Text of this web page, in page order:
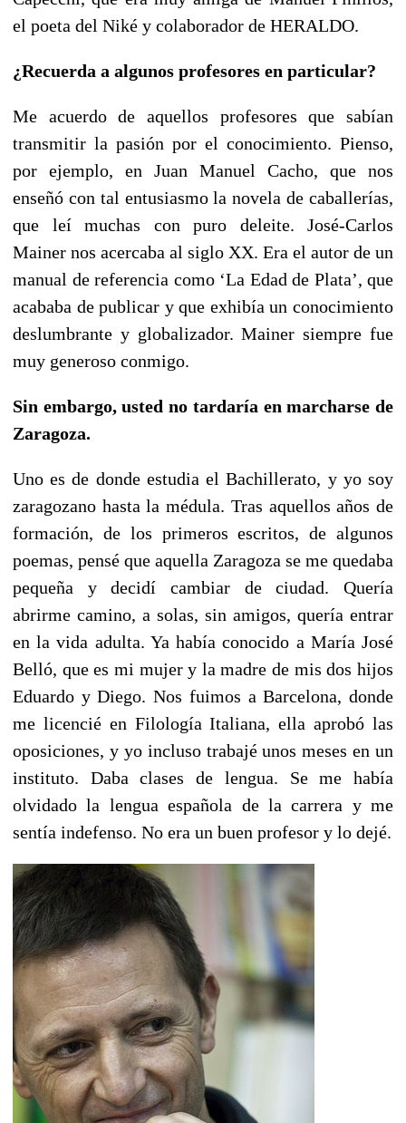
el poeta del Niké y colaborador de HERALDO.
¿Recuerda a algunos profesores en particular?
Me acuerdo de aquellos profesores que sabían
transmitir la pasión por el conocimiento. Pienso,
por ejemplo, en Juan Manuel Cacho, que nos
enseñó con tal entusiasmo la novela de caballerías,
que leí muchas con puro deleite. José-Carlos
Mainer nos acercaba al siglo XX. Era el autor de un
manual de referencia como ‘La Edad de Plata’, que
acababa de publicar y que exhibía un conocimiento
deslumbrante y globalizador. Mainer siempre fue
muy generoso conmigo.
Sin embargo, usted no tardaría en marcharse de
Zaragoza.
Uno es de donde estudia el Bachillerato, y yo soy
zaragozano hasta la médula. Tras aquellos años de
formación, de los primeros escritos, de algunos
poemas, pensé que aquella Zaragoza se me quedaba
pequeña y decidí cambiar de ciudad. Quería
abrirme camino, a solas, sin amigos, quería entrar
en la vida adulta. Ya había conocido a María José
Belló, que es mi mujer y la madre de mis dos hijos
Eduardo y Diego. Nos fuimos a Barcelona, donde
me licencié en Filología Italiana, ella aprobó las
oposiciones, y yo incluso trabajé unos meses en un
instituto. Daba clases de lengua. Se me había
olvidado la lengua española de la carrera y me
sentía indefenso. No era un buen profesor y lo dejé.